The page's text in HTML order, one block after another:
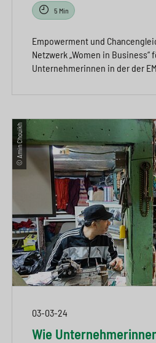
5 Min
Empowerment und
Netzwerk „Women in
Unternehmerinnen in der der
© Amin Chouikh
03-03-24
Wie